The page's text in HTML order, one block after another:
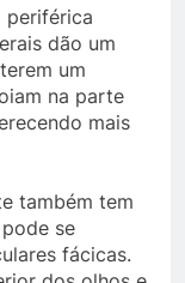
periférica
dão um
um
na parte
mais
também tem
se
fácicas.